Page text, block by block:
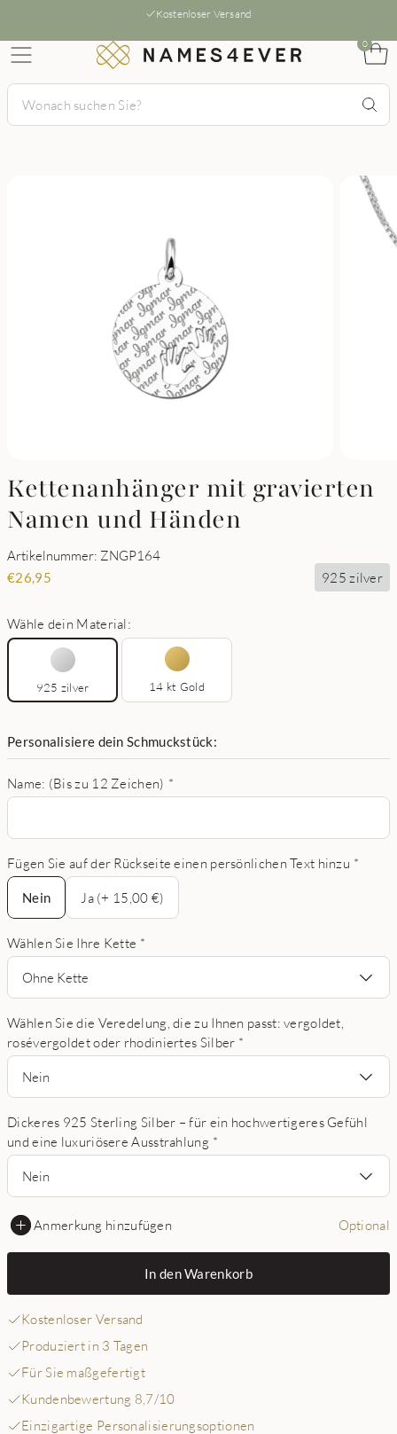
Kostenloser Versand
0
Kettenanhänger mit gravierten
Namen und Händen
Artikelnummer: ZNGP164
€26,95 925 zilver
Wähle dein Material:
925 zilver 14 kt Gold
Personalisiere dein Schmuckstück:
Name: (Bis zu 12 Zeichen) *
Fügen Sie auf der Rückseite einen persönlichen Text hinzu *
Nein
Nein
Ja (+ 15,00 €)
Wählen Sie Ihre Kette *
Ohne Kette
Wählen Sie die Veredelung, die zu Ihnen passt: vergoldet,
rosévergoldet oder rhodiniertes Silber *
Nein
Dickeres 925 Sterling Silber – für ein hochwertigeres Gefühl
und eine luxuriösere Ausstrahlung *
Nein
Anmerkung hinzufügen Optional
In den Warenkorb
Kostenloser Versand
Produziert in 3 Tagen
Für Sie maßgefertigt
Kundenbewertung 8,7/10
Einzigartige Personalisierungsoptionen